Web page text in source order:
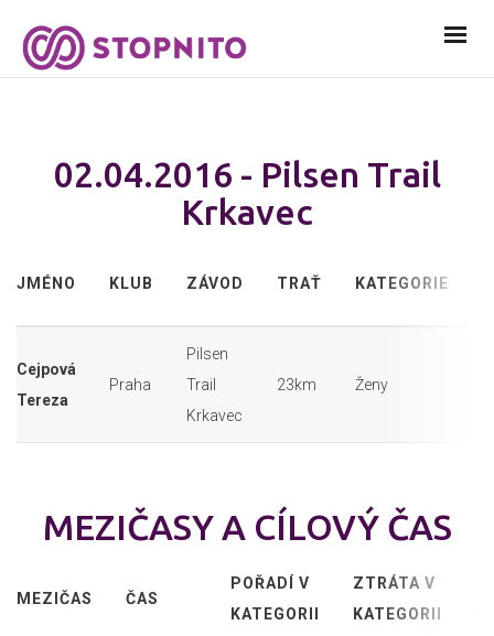
02.04.2016 - Pilsen Trail
Krkavec
JMÉNO KLUB ZÁVOD TRAŤ KATEGORIE
Cejpová
Tereza
Praha
Pilsen
Trail
Krkavec
23km Ženy
MEZIČASY A CÍLOVÝ ČAS
MEZIČAS ČAS
POŘADÍ V
KATEGORII
ZTRÁTA V
KATEGORII